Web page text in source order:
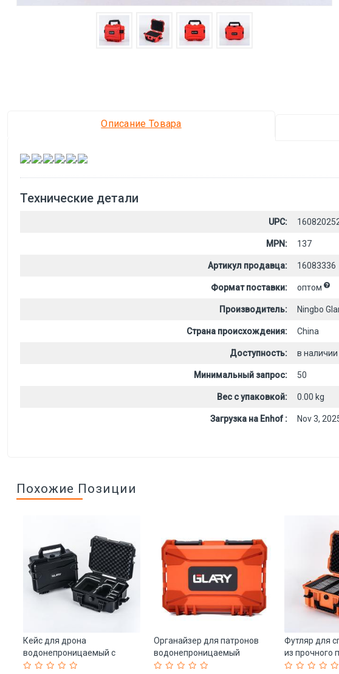
Описание Товара
, , , , ,
Технические детали
UPC:
MPN: 137
Артикул продавца: 16083336
Формат поставки: оптом
Производитель: Ningbo
Страна происхождения: China
Доступность: в наличии
Минимальный запрос: 50
Вес с упаковкой: 0.00 kg
Загрузка на Enhof : Nov 3,
Похожие Позиции
Кейс для дрона
водонепроницаемый с
пеной GLARY (арт. 25-
Органайзер для патронов
водонепроницаемый
пылезащитный жесткий
Футляр для
из прочного
25-19082762)